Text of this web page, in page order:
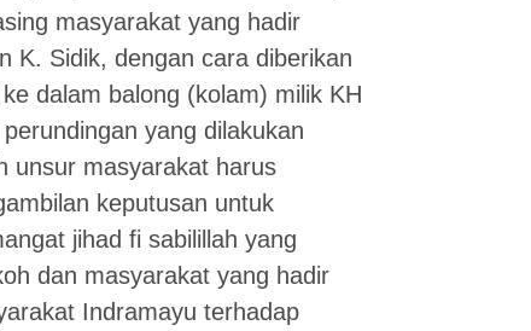
masyarakat yang hadir
K. Sidik, dengan cara diberikan
dalam balong (kolam) milik KH
yang dilakukan
unsur masyarakat harus
keputusan untuk
jihad fi sabilillah yang
dan masyarakat yang hadir
Indramayu terhadap